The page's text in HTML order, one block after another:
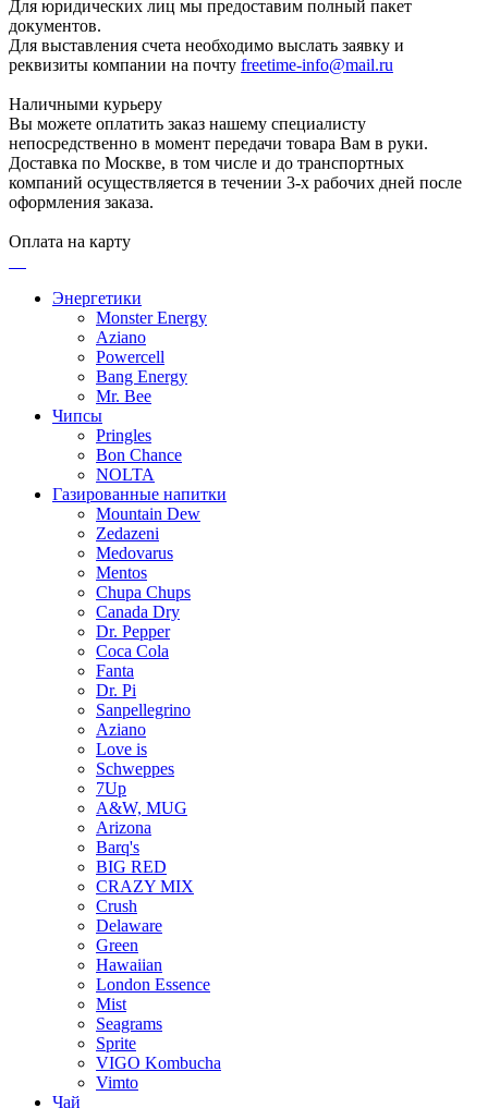
Для юридических лиц мы предоставим полный пакет
документов.
Для выставления счета необходимо выслать заявку и
реквизиты компании на почту freetime-info@mail.ru
Наличными курьеру
Вы можете оплатить заказ нашему специалисту
непосредственно в момент передачи товара Вам в руки.
Доставка по Москве, в том числе и до транспортных
компаний осуществляется в течении 3-х рабочих дней после
оформления заказа.
Оплата на карту
Энергетики
Monster Energy
Aziano
Powercell
Bang Energy
Mr. Bee
Чипсы
Pringles
Bon Chance
NOLTA
Газированные напитки
Mountain Dew
Zedazeni
Medovarus
Mentos
Chupa Chups
Canada Dry
Dr. Pepper
Coca Cola
Fanta
Dr. Pi
Sanpellegrino
Aziano
Love is
Schweppes
7Up
A&W, MUG
Arizona
Barq's
BIG RED
CRAZY MIX
Crush
Delaware
Green
Hawaiian
London Essence
Mist
Seagrams
Sprite
VIGO Kombucha
Vimto
Чай